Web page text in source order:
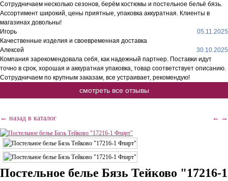
Сотрудничаем несколько сезонов, берём костюмы и постельное бельё бязь.
Ассортимент широкий, цены приятные, упаковка аккуратная. Клиенты в
магазинах довольны!
Игорь
05.11.2025
Качественные изделия и своевременная доставка
Алексей
30.10.2025
Компания зарекомендовала себя, как надежный партнер. Поставки идут
точно в срок, хорошая и аккуратная упаковка, товар соответствует описанию.
Сотрудничаем по крупным заказам, все устраивает, рекомендую!
смотреть все отзывы
← →
← назад в каталог
Постельное белье Бязь Тейково "17216-1